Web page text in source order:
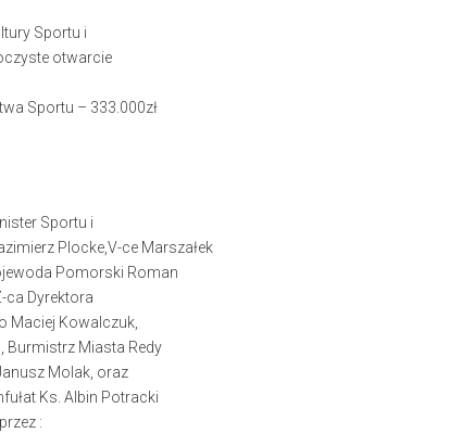
Sportu i
otwarcie
Sportu – 333.000zł
Sportu i
Plocke,V-ce Marszałek
Pomorski Roman
ca Dyrektora
Maciej Kowalczuk,
Burmistrz Miasta Redy
Molak, oraz
Ks. Albin Potracki
: